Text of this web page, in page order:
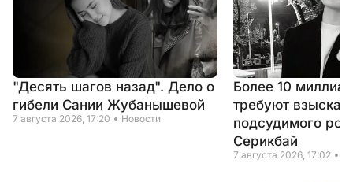
"Десять шагов назад". Дело о
гибели Сании Жубанышевой
7 августа 2026, 17:20 Новости
Более 10
требуют
подсудимого
Серикбай
7 августа 2026, 17:02